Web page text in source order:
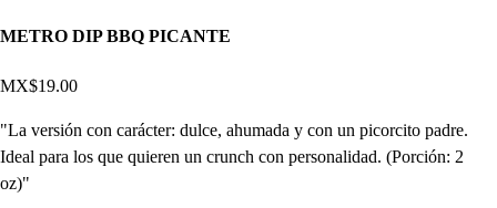
METRO DIP BBQ PICANTE
MX$19.00
"La versión con carácter: dulce, ahumada y con un picorcito padre.
Ideal para los que quieren un crunch con personalidad. (Porción: 2
oz)"